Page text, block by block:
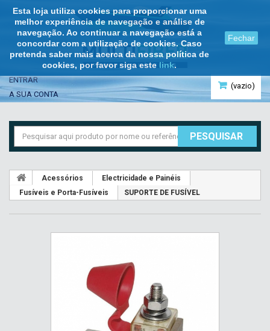
Esta loja utiliza cookies para proporcionar uma
melhor experiência de navegação e análise de
navegação. Ao continuar a navegação está a
concordar com a utilização de cookies. Caso
pretenda saber mais acerca da nossa política de
cookies, por favor siga este link.
Fechar
(vazio)
ENTRAR
A SUA CONTA
PESQUISAR
Acessórios
Electricidade e Painéis
Fusíveis e Porta-Fusíveis
SUPORTE DE FUSÍVEL